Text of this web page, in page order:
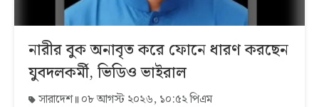
নারীর বুক অনাবৃত করে ফোনে ধারণ করছেন
যুবদলকর্মী, ভিডিও ভাইরাল
সারাদেশ ০৮ আগস্ট ২০২৬, ১০:৫২ পিএম